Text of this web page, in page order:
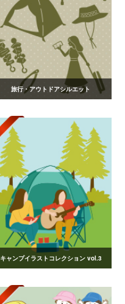
旅行・アウトドアシルエット
キャンプイラストコレクション vol.3